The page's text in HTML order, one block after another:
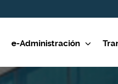
e-Administración